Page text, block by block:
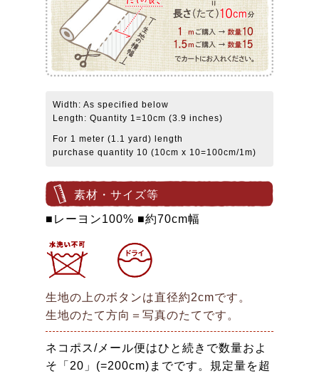
Width: As specified below
Length: Quantity 1=10cm (3.9 inches)
For 1 meter (1.1 yard) length
purchase quantity 10 (10cm x 10=100cm/1m)
素材・サイズ等
■レーヨン100% ■約70cm幅
生地の上のボタンは直径約2cmです。
生地のたて方向＝写真のたてです。
ネコポス/メール便はひと続きで数量およ
そ「20」(=200cm)までです。規定量を超